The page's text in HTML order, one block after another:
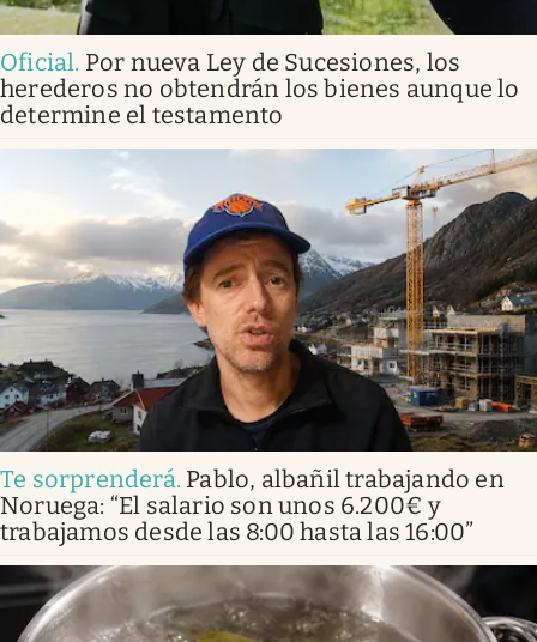
Oficial. Por nueva Ley de Sucesiones, los
herederos no obtendrán los bienes aunque lo
determine el testamento
Te sorprenderá. Pablo, albañil trabajando en
Noruega: “El salario son unos 6.200€ y
trabajamos desde las 8:00 hasta las 16:00”